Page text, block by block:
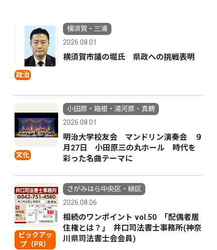
政治
横須賀・三浦
2026.08.01
横須賀市議の堀氏 県政への挑戦表明
文化
小田原・箱根・湯河原・真鶴
2026.08.01
明治大学校友会 マンドリン演奏会 ９
月27日 小田原三の丸ホール 時代を
彩った名曲テーマに
ピックアッ
プ（PR）
さがみはら中央区・緑区
2026.08.06
相続のワンポイント vol.50 ｢配偶者居
住権とは？｣ 井口司法書士事務所(神奈
川県司法書士会会員)